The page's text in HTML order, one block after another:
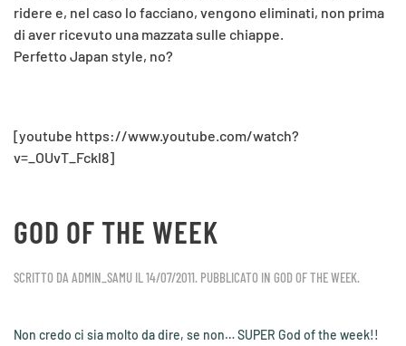
ridere e, nel caso lo facciano, vengono eliminati, non prima
di aver ricevuto una mazzata sulle chiappe.
Perfetto Japan style, no?
[youtube https://www.youtube.com/watch?
v=_OUvT_Fckl8]
GOD OF THE WEEK
SCRITTO DA ADMIN_SAMU IL14/07/2011. PUBBLICATO IN GOD OF THE WEEK.
Non credo ci sia molto da dire, se non… SUPER God of the week!!